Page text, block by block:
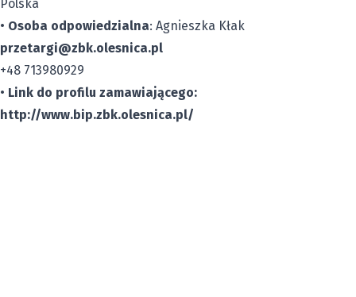
Polska
• Osoba odpowiedzialna: Agnieszka Kłak
przetargi@zbk.olesnica.pl
+48 713980929
• Link do profilu zamawiającego:
http://www.bip.zbk.olesnica.pl/